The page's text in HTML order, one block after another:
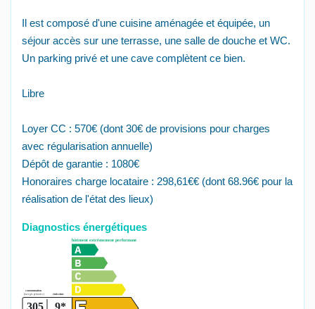
Il est composé d'une cuisine aménagée et équipée, un
séjour accès sur une terrasse, une salle de douche et WC.
Un parking privé et une cave complètent ce bien.
Libre
Loyer CC : 570€ (dont 30€ de provisions pour charges
avec régularisation annuelle)
Dépôt de garantie : 1080€
Honoraires charge locataire : 298,61€€ (dont 68.96€ pour la
réalisation de l'état des lieux)
Diagnostics énergétiques